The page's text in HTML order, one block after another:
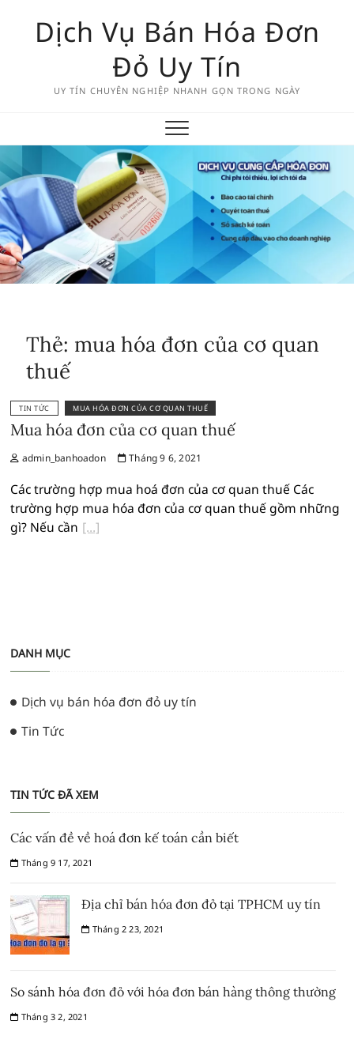
Dịch Vụ Bán Hóa Đơn
Đỏ Uy Tín
UY TÍN CHUYÊN NGHIỆP NHANH GỌN TRONG NGÀY
Thẻ: mua hóa đơn của cơ quan
thuế
TIN TỨC MUA HÓA ĐƠN CỦA CƠ QUAN THUẾ
Mua hóa đơn của cơ quan thuế
admin_banhoadon Tháng 9 6, 2021
Các trường hợp mua hoá đơn của cơ quan thuế Các
trường hợp mua hóa đơn của cơ quan thuế gồm những
gì? Nếu cần
DANH MỤC
Dịch vụ bán hóa đơn đỏ uy tín
Tin Tức
TIN TỨC ĐÃ XEM
Các vấn đề về hoá đơn kế toán cần biết
Tháng 9 17, 2021
Địa chỉ bán hóa đơn đỏ tại TPHCM uy tín
Tháng 2 23, 2021
So sánh hóa đơn đỏ với hóa đơn bán hàng thông thường
Tháng 3 2, 2021